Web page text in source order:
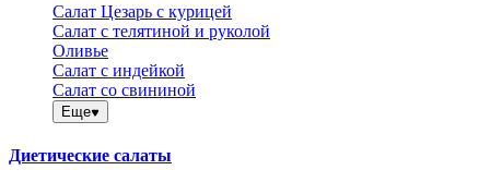
Салат Цезарь с курицей
Салат с телятиной и руколой
Оливье
Салат с индейкой
Салат со свининой
Еще
Диетические салаты